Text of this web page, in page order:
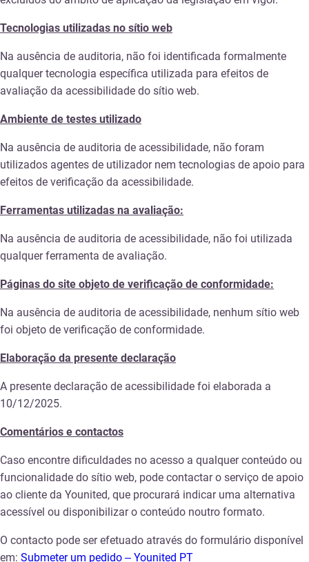
Tecnologias utilizadas no sítio web
Na ausência de auditoria, não foi identificada formalmente
qualquer tecnologia específica utilizada para efeitos de
avaliação da acessibilidade do sítio web.
Ambiente de testes utilizado
Na ausência de auditoria de acessibilidade, não foram
utilizados agentes de utilizador nem tecnologias de apoio para
efeitos de verificação da acessibilidade.
Ferramentas utilizadas na avaliação:
Na ausência de auditoria de acessibilidade, não foi utilizada
qualquer ferramenta de avaliação.
Páginas do site objeto de verificação de conformidade:
Na ausência de auditoria de acessibilidade, nenhum sítio web
foi objeto de verificação de conformidade.
Elaboração da presente declaração
A presente declaração de acessibilidade foi elaborada a
10/12/2025.
Comentários e contactos
Caso encontre dificuldades no acesso a qualquer conteúdo ou
funcionalidade do sítio web, pode contactar o serviço de apoio
ao cliente da Younited, que procurará indicar uma alternativa
acessível ou disponibilizar o conteúdo noutro formato.
O contacto pode ser efetuado através do formulário disponível
em: Submeter um pedido – Younited PT